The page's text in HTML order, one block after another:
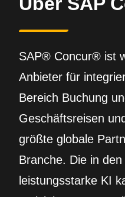
SAP® Concur® ist
Anbieter für
Bereich Buchung
Geschäftsreisen
größte globale
Branche. Die in
leistungsstarke KI